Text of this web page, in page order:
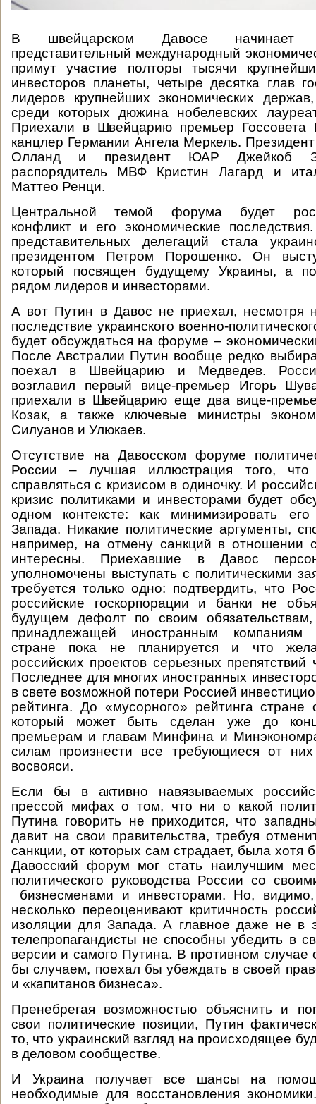
В швейцарском Давосе начинает
представительный международный
примут участие полторы тысячи
инвесторов планеты, четыре десятка глав
лидеров крупнейших экономических
среди которых дюжина нобелевских
Приехали в Швейцарию премьер
канцлер Германии Ангела Меркель.
Олланд и президент ЮАР Джейкоб
распорядитель МВФ Кристин Лагард и
Маттео Ренци.
Центральной темой форума будет
конфликт и его экономические
представительных делегаций стала
президентом Петром Порошенко. Он
который посвящен будущему Украины, а
рядом лидеров и инвесторами.
А вот Путин в Давос не приехал, несмотря
последствие украинского военно-
будет обсуждаться на форуме –
После Австралии Путин вообще редко
поехал в Швейцарию и Медведев.
возглавил первый вице-премьер Игорь
приехали в Швейцарию еще два вице-
Козак, а также ключевые министры
Силуанов и Улюкаев.
Отсутствие на Давосском форуме
России – лучшая иллюстрация того, что
справляться с кризисом в одиночку. И
кризис политиками и инвесторами будет
одном контексте: как минимизировать
Запада. Никакие политические аргументы,
например, на отмену санкций в отношении
интересны. Приехавшие в Давос
уполномочены выступать с политическими
требуется только одно: подтвердить, что
российские госкорпорации и банки не
будущем дефолт по своим
принадлежащей иностранным компаниям
стране пока не планируется и что
российских проектов серьезных препятствий
Последнее для многих иностранных
в свете возможной потери Россией
рейтинга. До «мусорного» рейтинга стране
который может быть сделан уже до
премьерам и главам Минфина и
силам произнести все требующиеся от
восвояси.
Если бы в активно навязываемых
прессой мифах о том, что ни о какой
Путина говорить не приходится, что
давит на свои правительства, требуя
санкции, от которых сам страдает, была хотя
Давосский форум мог стать наилучшим
политического руководства России со
бизнесменами и инвесторами. Но,
несколько переоценивают критичность
изоляции для Запада. А главное даже не в
телепропагандисты не способны убедить в
версии и самого Путина. В противном случае
бы случаем, поехал бы убеждать в своей
и «капитанов бизнеса».
Пренебрегая возможностью объяснить и
свои политические позиции, Путин
то, что украинский взгляд на происходящее
в деловом сообществе.
И Украина получает все шансы на
необходимые для восстановления